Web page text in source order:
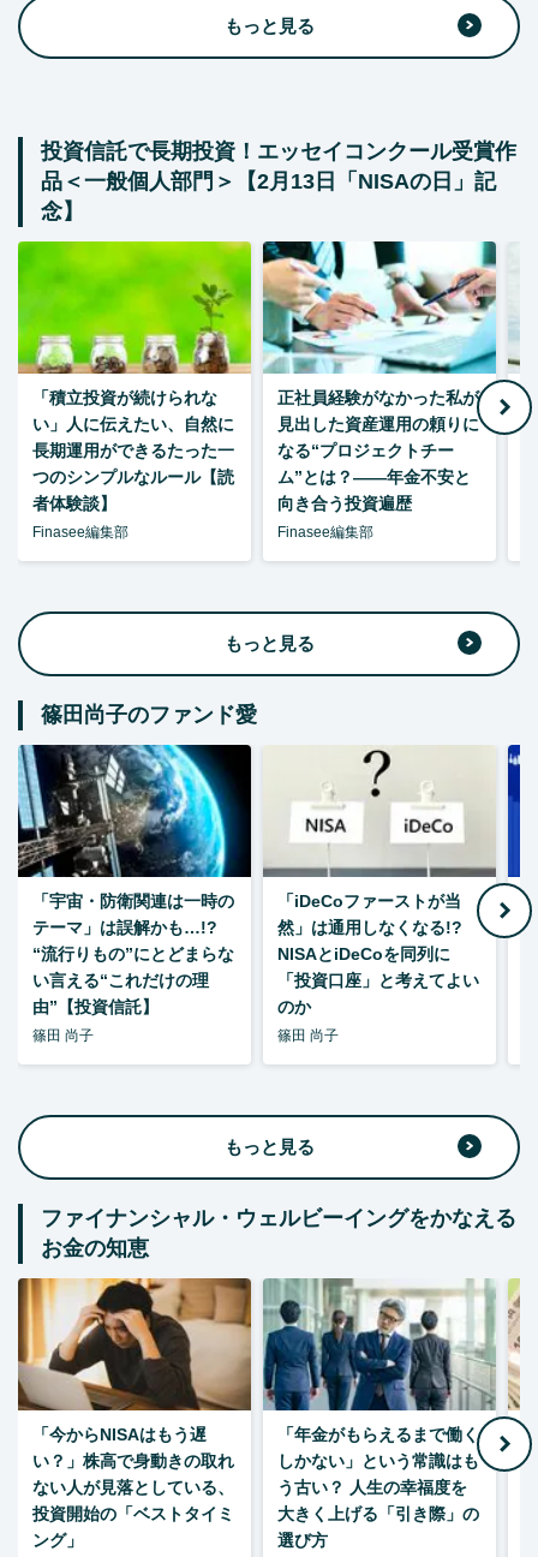
もっと見る
投資信託で長期投資！エッセイコンクール受賞作
品＜一般個人部門＞【2月13日「NISAの日」記
念】
「積立投資が続けられな
い」人に伝えたい、自然に
長期運用ができるたった一
つのシンプルなルール【読
者体験談】
Finasee編集部
正社員経験がなかった私が
見出した資産運用の頼りに
なる“プロジェクトチー
ム”とは？――年金不安と
向き合う投資遍歴
Finasee編集部
もっと見る
篠田尚子のファンド愛
「宇宙・防衛関連は一時の
テーマ」は誤解かも…!?
“流行りもの”にとどまらな
い言える“これだけの理
由”【投資信託】
篠田 尚子
「iDeCoファーストが当
然」は通用しなくなる!?
NISAとiDeCoを同列に
「投資口座」と考えてよい
のか
篠田 尚子
もっと見る
ファイナンシャル・ウェルビーイングをかなえる
お金の知恵
「今からNISAはもう遅
い？」株高で身動きの取れ
ない人が見落としている、
投資開始の「ベストタイミ
ング」
「年金がもらえるまで働く
しかない」という常識はも
う古い？ 人生の幸福度を
大きく上げる「引き際」の
選び方